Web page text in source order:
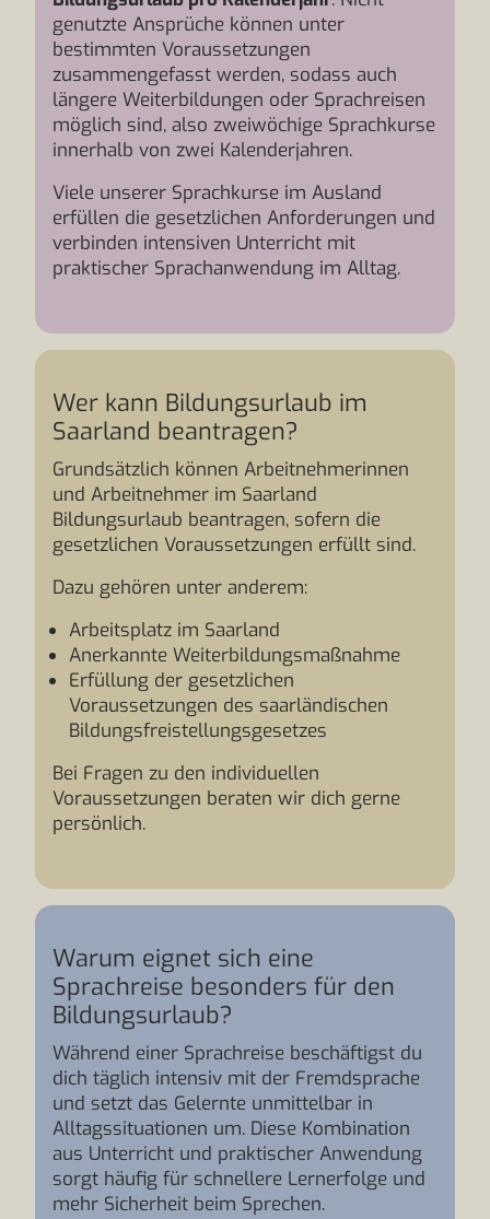
genutzte Ansprüche können unter
bestimmten Voraussetzungen
zusammengefasst werden, sodass auch
längere Weiterbildungen oder Sprachreisen
möglich sind, also zweiwöchige Sprachkurse
innerhalb von zwei Kalenderjahren.
Viele unserer Sprachkurse im Ausland
erfüllen die gesetzlichen Anforderungen und
verbinden intensiven Unterricht mit
praktischer Sprachanwendung im Alltag.
Wer kann Bildungsurlaub im
Saarland beantragen?
Grundsätzlich können Arbeitnehmerinnen
und Arbeitnehmer im Saarland
Bildungsurlaub beantragen, sofern die
gesetzlichen Voraussetzungen erfüllt sind.
Dazu gehören unter anderem:
Arbeitsplatz im Saarland
Anerkannte Weiterbildungsmaßnahme
Erfüllung der gesetzlichen
Voraussetzungen des saarländischen
Bildungsfreistellungsgesetzes
Bei Fragen zu den individuellen
Voraussetzungen beraten wir dich gerne
persönlich.
Warum eignet sich eine
Sprachreise besonders für den
Bildungsurlaub?
Während einer Sprachreise beschäftigst du
dich täglich intensiv mit der Fremdsprache
und setzt das Gelernte unmittelbar in
Alltagssituationen um. Diese Kombination
aus Unterricht und praktischer Anwendung
sorgt häufig für schnellere Lernerfolge und
mehr Sicherheit beim Sprechen.